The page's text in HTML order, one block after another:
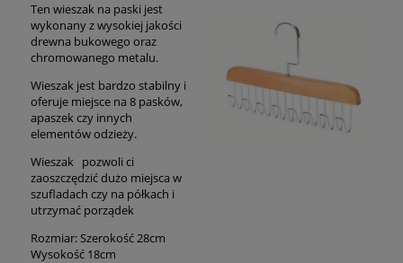
Ten wieszak na paski jest
wykonany z wysokiej jakości
drewna bukowego oraz
chromowanego metalu.
Wieszak jest bardzo stabilny i
oferuje miejsce na 8 pasków,
apaszek czy innych
elementów odzieży.
Wieszak pozwoli ci
zaoszczędzić dużo miejsca w
szufladach czy na półkach i
utrzymać porządek
Rozmiar: Szerokość 28cm
Wysokość 18cm